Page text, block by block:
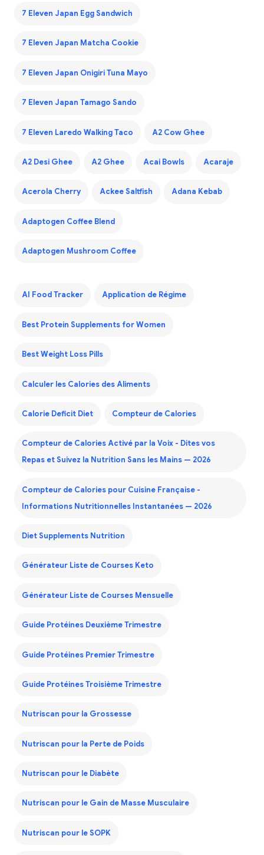
7 Eleven Japan Egg Sandwich
7 Eleven Japan Matcha Cookie
7 Eleven Japan Onigiri Tuna Mayo
7 Eleven Japan Tamago Sando
7 Eleven Laredo Walking Taco A2 Cow Ghee
A2 Desi Ghee A2 Ghee Acai Bowls Acaraje
Acerola Cherry Ackee Saltfish Adana Kebab
Adaptogen Coffee Blend
Adaptogen Mushroom Coffee
AI Food Tracker Application de Régime
Best Protein Supplements for Women
Best Weight Loss Pills
Calculer les Calories des Aliments
Calorie Deficit Diet Compteur de Calories
Compteur de Calories Activé par la Voix - Dites vos
Repas et Suivez la Nutrition Sans les Mains — 2026
Compteur de Calories pour Cuisine Française -
Informations Nutritionnelles Instantanées — 2026
Diet Supplements Nutrition
Générateur Liste de Courses Keto
Générateur Liste de Courses Mensuelle
Guide Protéines Deuxième Trimestre
Guide Protéines Premier Trimestre
Guide Protéines Troisième Trimestre
Nutriscan pour la Grossesse
Nutriscan pour la Perte de Poids
Nutriscan pour le Diabète
Nutriscan pour le Gain de Masse Musculaire
Nutriscan pour le SOPK